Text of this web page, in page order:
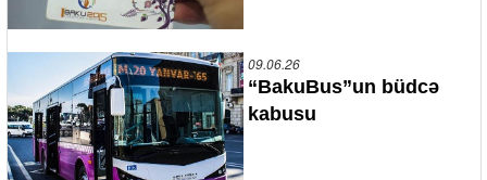
09.06.26
“BakuBus”un büdcə
kabusu